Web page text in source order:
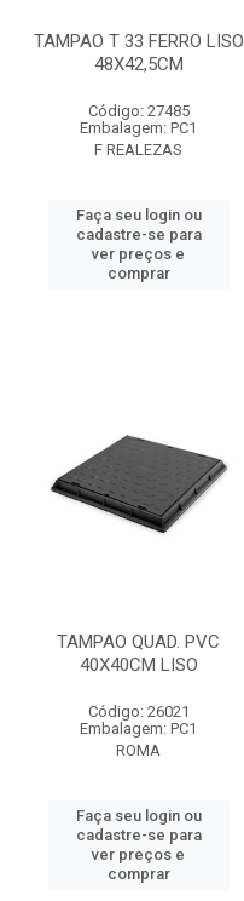
TAMPAO T 33 FERRO LISO
48X42,5CM
Código: 27485
Embalagem: PC1
F REALEZAS
Faça seu login ou
cadastre-se para
ver preços e
comprar
TAMPAO QUAD. PVC
40X40CM LISO
Código: 26021
Embalagem: PC1
ROMA
Faça seu login ou
cadastre-se para
ver preços e
comprar